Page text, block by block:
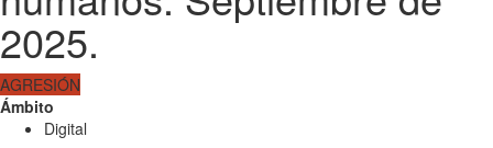
2025.
AGRESIÓN
Ámbito
Digital